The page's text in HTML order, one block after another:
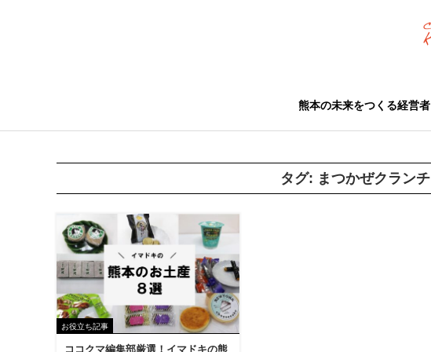
熊本の未来をつくる経営者
タグ: まつかぜクランチ
お役立ち記事
ココクマ編集部厳選！イマドキの熊